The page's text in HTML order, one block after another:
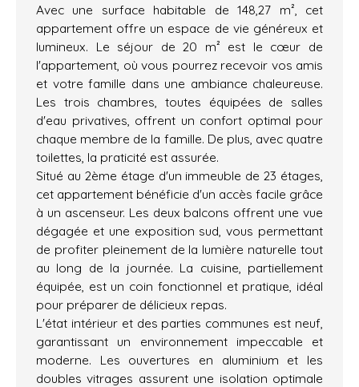
Avec une surface habitable de 148,27 m², cet
appartement offre un espace de vie généreux et
lumineux. Le séjour de 20 m² est le cœur de
l'appartement, où vous pourrez recevoir vos amis
et votre famille dans une ambiance chaleureuse.
Les trois chambres, toutes équipées de salles
d'eau privatives, offrent un confort optimal pour
chaque membre de la famille. De plus, avec quatre
toilettes, la praticité est assurée.
Situé au 2ème étage d'un immeuble de 23 étages,
cet appartement bénéficie d'un accès facile grâce
à un ascenseur. Les deux balcons offrent une vue
dégagée et une exposition sud, vous permettant
de profiter pleinement de la lumière naturelle tout
au long de la journée. La cuisine, partiellement
équipée, est un coin fonctionnel et pratique, idéal
pour préparer de délicieux repas.
L'état intérieur et des parties communes est neuf,
garantissant un environnement impeccable et
moderne. Les ouvertures en aluminium et les
doubles vitrages assurent une isolation optimale